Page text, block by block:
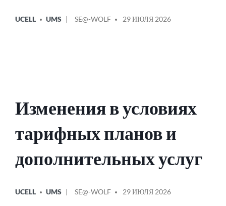
В
UCELL UMS
ОТ
SE@-WOLF 29 ИЮЛЯ 2026
Изменения в условиях
тарифных планов и
дополнительных услуг
В
UCELL UMS
ОТ
SE@-WOLF 29 ИЮЛЯ 2026